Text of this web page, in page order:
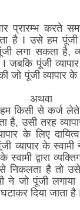
प्रारम्भ करते
है I उसे हम पूंजी
लगा सकता है,
पूंजी व्यापार
जो पूंजी व्यापार के
अथवा
किसी से कर्ज लेते
है, उसी तरह
के लिए
व्यापार के
स्वामी द्वारा
से निकलता है तो
ने जो पूंजी
दिया जाता है